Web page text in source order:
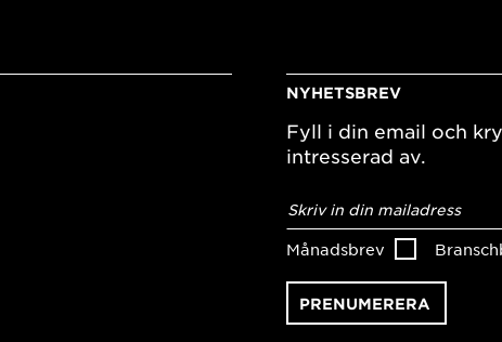
NYHETSBREV
Fyll i din email och
intresserad av.
postadress*
Månadsbrev